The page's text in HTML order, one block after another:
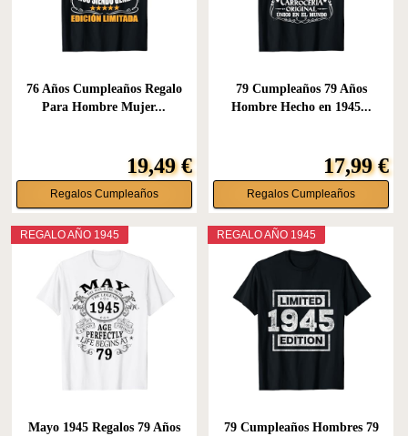
76 Años Cumpleaños Regalo
Para Hombre Mujer...
19,49 €
Regalos Cumpleaños
79 Cumpleaños 79 Años
Hombre Hecho en 1945...
17,99 €
Regalos Cumpleaños
REGALO AÑO 1945
Mayo 1945 Regalos 79 Años
REGALO AÑO 1945
79 Cumpleaños Hombres 79